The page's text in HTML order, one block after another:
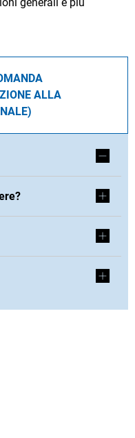
ALLA